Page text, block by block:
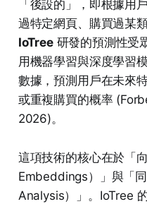
「後設的」，即根據用
過特定網頁、購買過某
IoTree研發的預測性受
用機器學習與深度學習
數據，預測用戶在未來
或重複購買的概率
2026)。
這項技術的核心在於「
Embeddings）」與「
Analysis）」。IoTree